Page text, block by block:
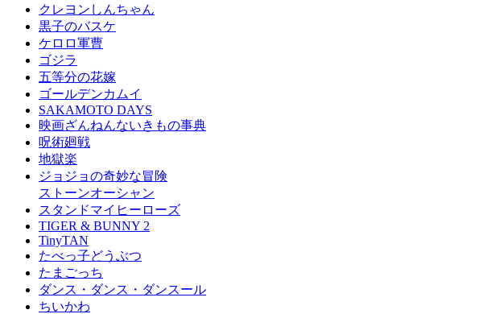
クレヨンしんちゃん
黒子のバスケ
ケロロ軍曹
ゴジラ
五等分の花嫁
ゴールデンカムイ
SAKAMOTO DAYS
映画ざんねんないきもの事典
呪術廻戦
地獄楽
ジョジョの奇妙な冒険
ストーンオーシャン
スタンドマイヒーローズ
TIGER & BUNNY 2
TinyTAN
たべっ子どうぶつ
たまごっち
ダンス・ダンス・ダンスール
ちいかわ